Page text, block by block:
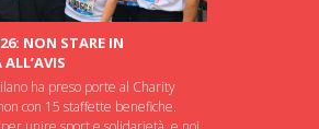
NON STARE IN
ha preso porte al Charity
con 15 staffette benefiche.